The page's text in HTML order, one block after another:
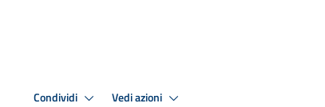
Condividi Vedi azioni